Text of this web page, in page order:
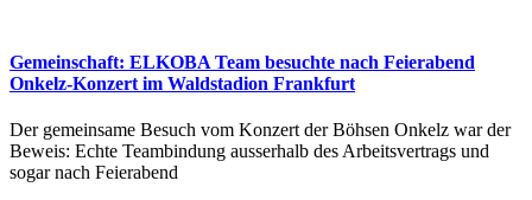
Gemeinschaft: ELKOBA Team besuchte nach Feierabend
Onkelz-Konzert im Waldstadion Frankfurt
Der gemeinsame Besuch vom Konzert der Böhsen Onkelz war der
Beweis: Echte Teambindung ausserhalb des Arbeitsvertrags und
sogar nach Feierabend